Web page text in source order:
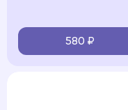
580 ₽